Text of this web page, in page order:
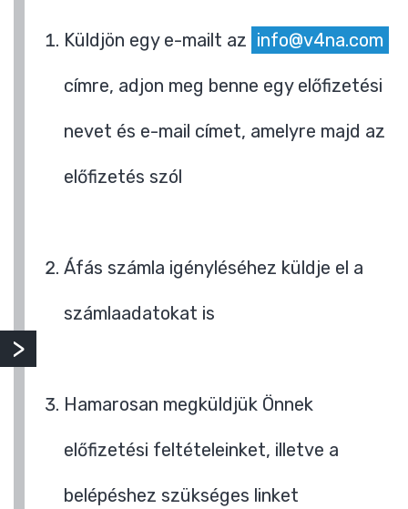
Küldjön egy e-mailt az info@v4na.com
címre, adjon meg benne egy előfizetési
nevet és e-mail címet, amelyre majd az
előfizetés szól
Áfás számla igényléséhez küldje el a
számlaadatokat is
Hamarosan megküldjük Önnek
előfizetési feltételeinket, illetve a
belépéshez szükséges linket